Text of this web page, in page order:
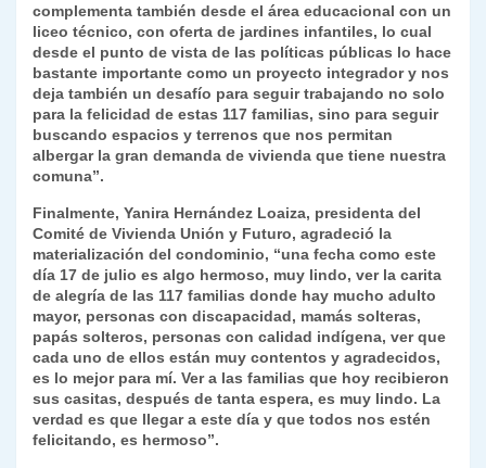
complementa también desde el área educacional con un
liceo técnico, con oferta de jardines infantiles, lo cual
desde el punto de vista de las políticas públicas lo hace
bastante importante como un proyecto integrador y nos
deja también un desafío para seguir trabajando no solo
para la felicidad de estas 117 familias, sino para seguir
buscando espacios y terrenos que nos permitan
albergar la gran demanda de vivienda que tiene nuestra
comuna”.
Finalmente, Yanira Hernández Loaiza, presidenta del
Comité de Vivienda Unión y Futuro, agradeció la
materialización del condominio, “una fecha como este
día 17 de julio es algo hermoso, muy lindo, ver la carita
de alegría de las 117 familias donde hay mucho adulto
mayor, personas con discapacidad, mamás solteras,
papás solteros, personas con calidad indígena, ver que
cada uno de ellos están muy contentos y agradecidos,
es lo mejor para mí. Ver a las familias que hoy recibieron
sus casitas, después de tanta espera, es muy lindo. La
verdad es que llegar a este día y que todos nos estén
felicitando, es hermoso”.